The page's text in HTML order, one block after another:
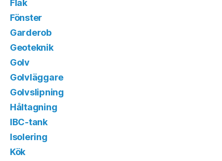
Flak
Fönster
Garderob
Geoteknik
Golv
Golvläggare
Golvslipning
Håltagning
IBC-tank
Isolering
Kök